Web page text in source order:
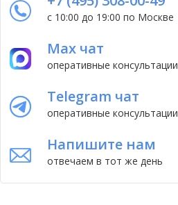
с 10:00 до 19:00 по Москве
Max чат
оперативные консультации
Telegram чат
оперативные консультации
Напишите нам
отвечаем в тот же день